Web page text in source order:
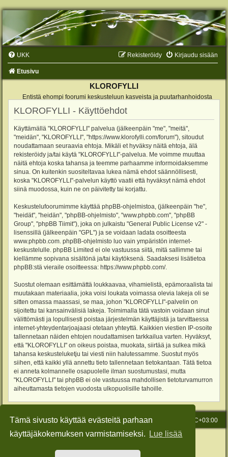
Tämä sivusto käyttää evästeitä parhaan
käyttäjäkokemuksen varmistamiseksi.
Lue lisää
UKK Kirjaudu sisään
Rekisteröidy
Etusivu
KLOROFYLLI
Entistä ehompi foorumi keskusteluun kasveista ja puutarhanhoidosta
KLOROFYLLI - Käyttöehdot
Käyttämällä "KLOROFYLLI" palvelua (jälkeenpäin "me", "meitä",
"meidän", "KLOROFYLLI", "https://www.klorofylli.com/forum"), sitoudut
noudattamaan seuraavia ehtoja. Mikäli et hyväksy näitä ehtoja, älä
rekisteröidy ja/tai käytä "KLOROFYLLI"-palvelua. Me voimme muuttaa
näitä ehtoja koska tahansa ja teemme parhaamme informoidaksemme
sinua. On kuitenkin suositeltavaa lukea nämä ehdot säännöllisesti,
koska "KLOROFYLLI"-palvelun käyttö vaatii että hyväksyt nämä ehdot
siinä muodossa, kuin ne on päivitetty tai korjattu.
Keskustelufoorumimme käyttää phpBB-ohjelmistoa, (jälkeenpäin "he",
"heidät", "heidän", "phpBB-ohjelmisto", "www.phpbb.com", "phpBB
Group", "phpBB Tiimit"), joka on julkaistu "General Public License v2" -
lisenssillä (jälkeenpäin "GPL") ja se voidaan ladata osoitteesta
www.phpbb.com . phpBB-ohjelmisto luo vain ympäristön internet-
keskustelulle. phpBB Limited ei ole vastuussa siitä, mitä sallimme tai
kiellämme sopivana sisältönä ja/tai käytöksenä. Saadaksesi lisätietoa
phpBB:stä vieraile osoitteessa: https://www.phpbb.com/.
Suostut olemaan esittämättä loukkaavaa, vihamielistä, epämoraalista tai
muutakaan materiaalia, joka voisi loukata voimassa olevia lakeja oli se
sitten omassa maassasi, se maa, johon "KLOROFYLLI"-palvelin on
sijoitettu tai kansainvälisiä lakeja. Toimimalla tätä vastoin voidaan sinut
välittömästi ja lopullisesti poistaa järjestelmän käyttäjistä ja tarvittaessa
internet-yhteydentarjoajaasi otetaan yhteyttä. Kaikkien viestien IP-osoite
tallennetaan näiden ehtojen noudattamisen tarkkailua varten. Hyväksyt,
että "KLOROFYLLI" on oikeus poistaa, muokata, siirtää ja sulkea mikä
tahansa keskusteluketju tai viesti niin halutessamme. Suostut myös
siihen, että kaikki yllä annettu tieto tallennetaan tietokantaan. Tätä tietoa
ei anneta kolmannelle osapuolelle ilman suostumustasi, mutta
"KLOROFYLLI" tai phpBB ei ole vastuussa mahdollisen tietoturvamurron
aiheuttamasta tietojen vuodosta ulkopuolisille tahoille.
Etusivu Kaikki ajat ovat UTC+03:00
Viesti Ylläpidolle
Keskustelufoorumin ohjelmistophpBB® Forum Software © phpBB Limited